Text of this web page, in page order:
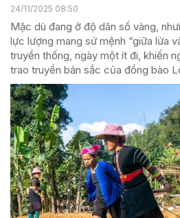
24/11/2025 08:50
Mặc dù đang ở độ dân số vàng,
lực lượng mang sứ mệnh “giữa lửa
truyền thống, ngày một ít đi, khiến
trao truyền bản sắc của đồng bào